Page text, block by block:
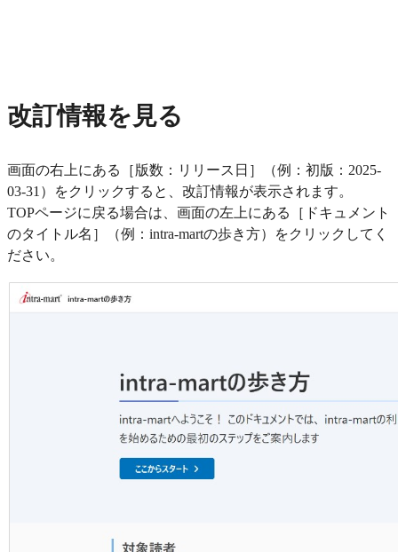
改訂情報を見る
画面の右上にある［版数：リリース日］（例：初版：2025-
03-31）をクリックすると、改訂情報が表示されます。
TOPページに戻る場合は、画面の左上にある［ドキュメント
のタイトル名］（例：intra-martの歩き方）をクリックしてく
ださい。